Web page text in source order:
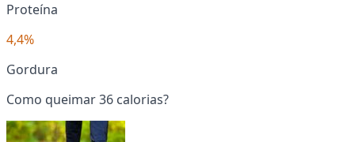
Proteína
4,4%
Gordura
Como queimar 36 calorias?